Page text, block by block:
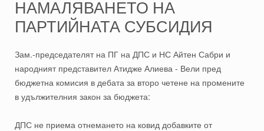
НАМАЛЯВАНЕТО НА
ПАРТИЙНАТА СУБСИДИЯ
Зам.-председателят на ПГ на ДПС и НС Айтен Сабри и
народният представител Атидже Алиева - Вели пред
бюджетна комисия в дебата за второ четене на промените
в удължителния закон за бюджета:
ДПС не приема отнемането на ковид добавките от